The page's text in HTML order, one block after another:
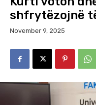
shfrytëzojnë
November 9, 2025